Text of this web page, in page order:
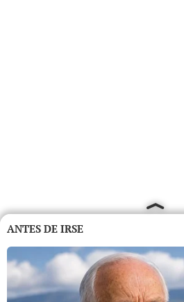
ANTES DE IRSE